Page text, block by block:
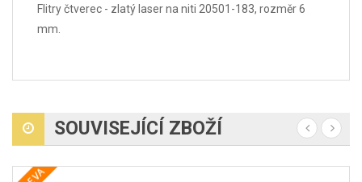
Flitry čtverec - zlatý laser na niti 20501-183, rozměr 6
mm.
SOUVISEJÍCÍ ZBOŽÍ